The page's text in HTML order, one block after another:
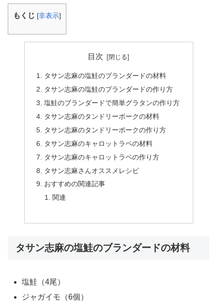
もくじ [非表示]
目次
タサン志麻の塩鮭のブランダードの材料
タサン志麻の塩鮭のブランダードの作り方
塩鮭のブランダードで簡単グラタンの作り方
タサン志麻のタンドリーポークの材料
タサン志麻のタンドリーポークの作り方
タサン志麻のキャロットラペの材料
タサン志麻のキャロットラペの作り方
タサン志麻さんオススメレシピ
おすすめの関連記事
関連
タサン志麻の塩鮭のブランダードの材料
塩鮭（4尾）
ジャガイモ（6個）